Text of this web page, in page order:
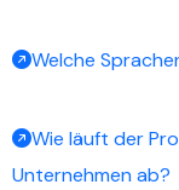
Welche
Wie läuft der
Unternehmen ab?